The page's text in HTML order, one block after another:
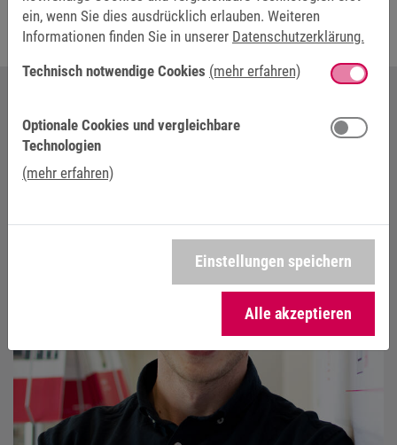
IHR KONTAKT BEI KEB AUTOMATION
ein, wenn Sie dies ausdrücklich erlauben. Weiteren
Informationen finden Sie in unserer Datenschutzerklärung.
Technisch notwendige Cookies (mehr erfahren)
Optionale Cookies und vergleichbare
Technologien
(mehr erfahren)
Einstellungen speichern
Alle akzeptieren